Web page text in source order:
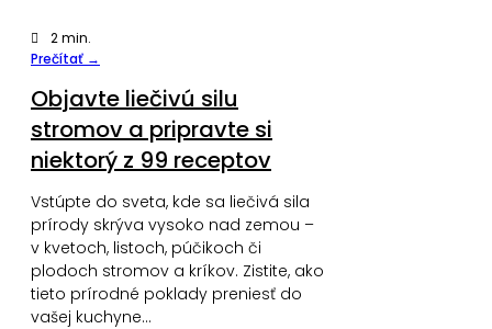
2min.
Prečítať →
Objavte liečivú silu
stromov a pripravte si
niektorý z 99 receptov
Vstúpte do sveta, kde sa liečivá sila
prírody skrýva vysoko nad zemou –
v kvetoch, listoch, púčikoch či
plodoch stromov a kríkov. Zistite, ako
tieto prírodné poklady preniesť do
vašej kuchyne…